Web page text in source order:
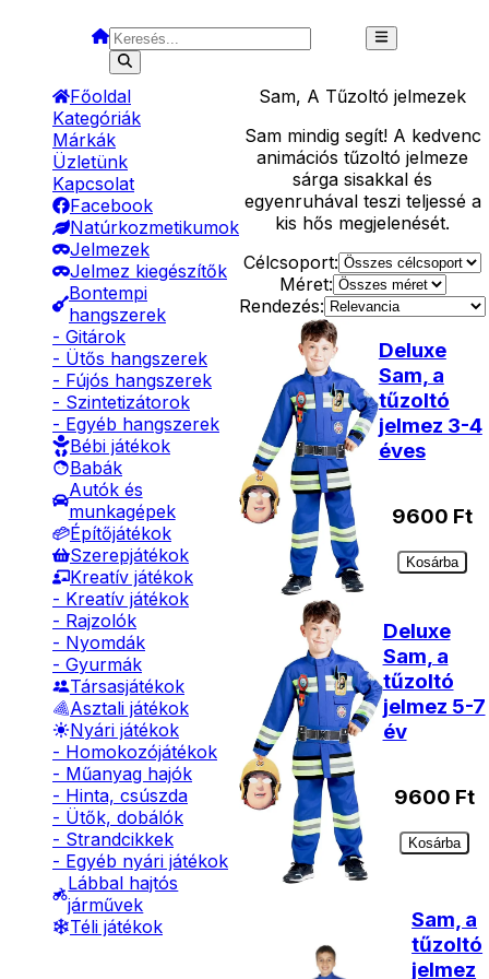
Főoldal
Kategóriák
Márkák
Üzletünk
Kapcsolat
Facebook
Natúrkozmetikumok
Jelmezek
Jelmez kiegészítők
Bontempi
hangszerek
- Gitárok
- Ütős hangszerek
- Fújós hangszerek
- Szintetizátorok
- Egyéb hangszerek
Bébi játékok
Babák
Autók és
munkagépek
Építőjátékok
Szerepjátékok
Kreatív játékok
- Kreatív játékok
- Rajzolók
- Nyomdák
- Gyurmák
Társasjátékok
Asztali játékok
Nyári játékok
- Homokozójátékok
- Műanyag hajók
- Hinta, csúszda
- Ütők, dobálók
- Strandcikkek
- Egyéb nyári játékok
Lábbal hajtós
járművek
Téli játékok
Sam, A Tűzoltó jelmezek
Sam mindig segít! A kedvenc
animációs tűzoltó jelmeze
sárga sisakkal és
egyenruhával teszi teljessé a
kis hős megjelenését.
Célcsoport:
Méret:
Rendezés:
Deluxe
Sam, a
tűzoltó
jelmez 3-4
éves
9600 Ft
Kosárba
Deluxe
Sam, a
tűzoltó
jelmez 5-7
év
9600 Ft
Kosárba
Sam, a
tűzoltó
jelmez